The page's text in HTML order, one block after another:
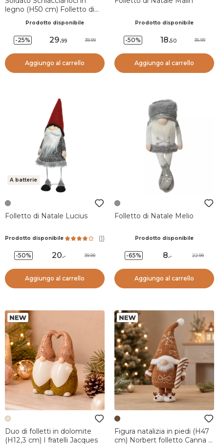
legno (H50 cm) Folletto di
Prodotto disponibile
-25% 29.99 39.99
Aggiungo al carrello
Prodotto disponibile
-50% 18.50 36.99
Aggiungo al carrello
A batterie
Folletto di Natale Lucius
Prodotto disponibile (1)
-50% 20.- 39.99
Aggiungo al carrello
Folletto di Natale Melio
Prodotto disponibile
-65% 8.- 22.99
Aggiungo al carrello
Duo di folletti in dolomite
(H12,3 cm) I fratelli Jacques
Figura natalizia in piedi (H47
cm) Norbert folletto Canna di